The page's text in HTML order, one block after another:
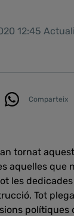
12:45
Comparteix
tornat
aquelles que
les
Tot
polítiques